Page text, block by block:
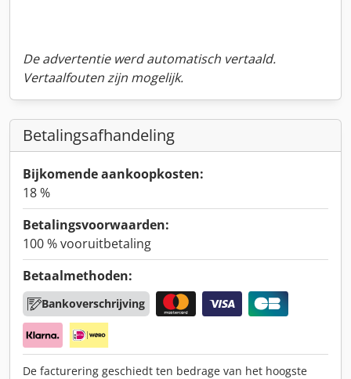
De advertentie werd automatisch vertaald.
Vertaalfouten zijn mogelijk.
Betalingsafhandeling
Bijkomende aankoopkosten:
18 %
Betalingsvoorwaarden:
100 % vooruitbetaling
Betaalmethoden:
Bankoverschrijving
De facturering geschiedt ten bedrage van het hoogste